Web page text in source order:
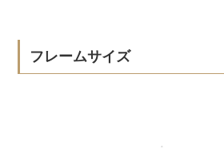
フレームサイズ